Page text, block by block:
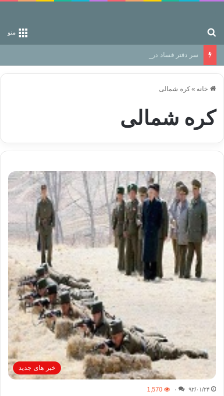
منو
سر دفتر فساد در زمین‌، دوری وکناره‌گیری از راه خداست‌!
خانه » کره شمالی
کره شمالی
خبر های جدید
۹۲/۰۱/۲۴ ۰ 1,570